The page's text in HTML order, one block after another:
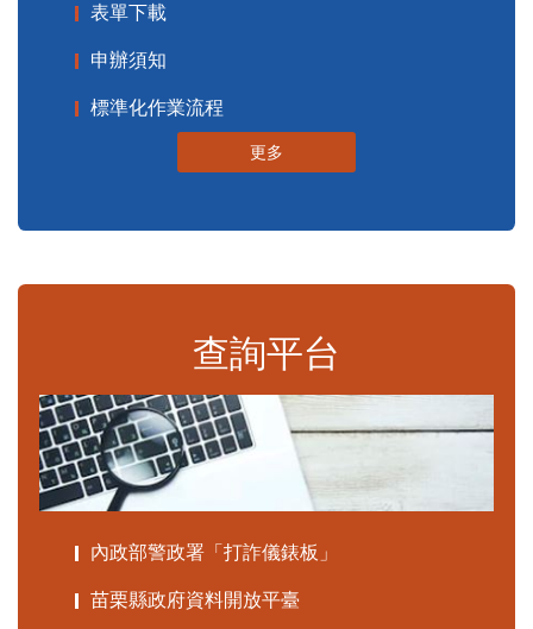
表單下載
申辦須知
標準化作業流程
更多
查詢平台
內政部警政署「打詐儀錶板」
苗栗縣政府資料開放平臺